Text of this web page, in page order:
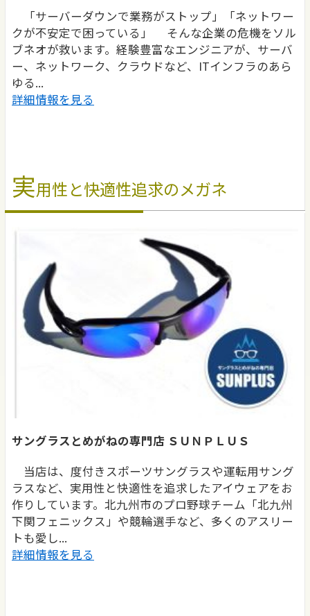
「サーバーダウンで業務がストップ」「ネットワー
クが不安定で困っている」 そんな企業の危機をソル
ブネオが救います。経験豊富なエンジニアが、サーバ
ー、ネットワーク、クラウドなど、ITインフラのあら
ゆる...
詳細情報を見る
実用性と快適性追求のメガネ
サングラスとめがねの専門店 ＳＵＮＰＬＵＳ
当店は、度付きスポーツサングラスや運転用サング
ラスなど、実用性と快適性を追求したアイウェアをお
作りしています。北九州市のプロ野球チーム「北九州
下関フェニックス」や競輪選手など、多くのアスリー
トも愛し...
詳細情報を見る